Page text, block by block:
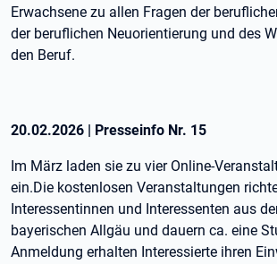
Erwachsene zu allen Fragen der
der beruflichen Neuorientierung und des
den Beruf.
20.02.2026 | Presseinfo Nr. 15
Im März laden sie zu vier Online-
ein.Die kostenlosen Veranstaltungen
Interessentinnen und Interessenten aus
bayerischen Allgäu und dauern ca. eine
Anmeldung erhalten Interessierte ihren